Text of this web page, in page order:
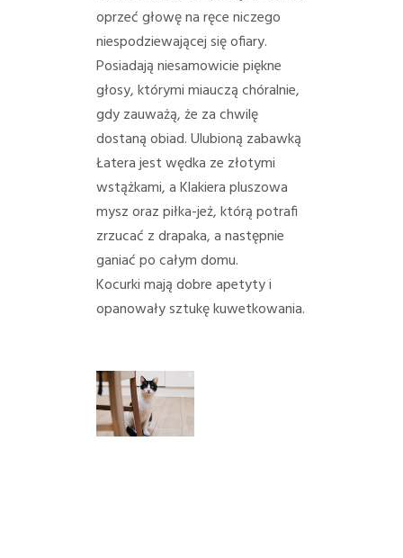
oprzeć głowę na ręce niczego
niespodziewającej się ofiary.
Posiadają niesamowicie piękne
głosy, którymi miauczą chóralnie,
gdy zauważą, że za chwilę
dostaną obiad. Ulubioną zabawką
Łatera jest wędka ze złotymi
wstążkami, a Klakiera pluszowa
mysz oraz piłka-jeż, którą potrafi
zrzucać z drapaka, a następnie
ganiać po całym domu.
Kocurki mają dobre apetyty i
opanowały sztukę kuwetkowania.